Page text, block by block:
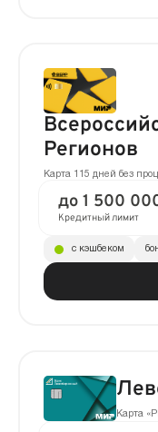
Регионов
Карта 115 дней без
до 1 500
Кредитный лимит
с кэшбеком
Карта